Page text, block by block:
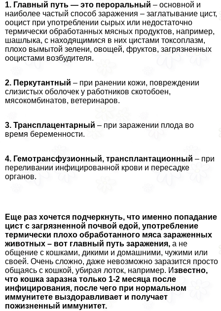
1. Главный путь — это перopaльный – основной и
наиболее частый способ заражения – заглатывание цист,
ооцист при употрeблении сырых или недостаточно
термически обработанных мясных продуктов, например,
шашлыка, с находящимися в них цистами токсоплазм,
плохо вымытой зелени, овощей, фруктов, загрязненных
ооцистами возбудителя.
2. Перкутантный – при ранении кожи, повреждении
слизистых оболочек у работников скотобоен,
мясокомбинатов, ветеринаров.
3. Трансплацентарный – при заражении плода во
время беременности.
4. Гемотрaнcфузионный, трaнcплантационный – при
переливании инфицированной крови и пересадке
органов.
Еще раз хочется подчеркнуть, что именно попадание
цист с загрязненной почвой едой, употрeбление
термически плохо обработанного мяса зараженных
животных – вот главный путь заражения, а не
общение с кошками, дикими и домашними, чужими или
своей. Очень сложно, даже невозможно заразится просто
общаясь с кошкой, убирая лоток, например. Известно,
что кошка заразна только 1-2 месяца после
инфицирования, после чего при нормальном
иммунитете выздоравливает и получает
пожизненный иммунитет.